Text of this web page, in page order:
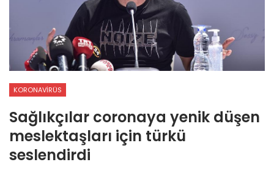
KORONAVIRÜS
Sağlıkçılar coronaya yenik düşen
meslektaşları için türkü
seslendirdi